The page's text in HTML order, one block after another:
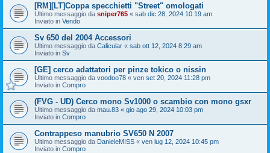
[RM][LT]Coppa specchietti "Street" omologati
Ultimo messaggio da sniper765 « sab dic 28, 2024 10:19 am
Inviato in Vendo
Sv 650 del 2004 Accessori
Ultimo messaggio da Calicular « sab ott 12, 2024 8:29 am
Inviato in Sv
[GE] cerco adattatori per pinze tokico o nissin
Ultimo messaggio da voodoo78 « ven set 20, 2024 11:28 pm
Inviato in Compro
(FVG - UD) Cerco mono Sv1000 o scambio con mono gsxr
Ultimo messaggio da mau.83 « gio ago 29, 2024 10:03 pm
Inviato in Compro
Contrappeso manubrio SV650 N 2007
Ultimo messaggio da DanieleMISS « ven lug 12, 2024 10:45 pm
Inviato in Compro